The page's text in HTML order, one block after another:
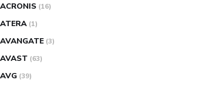
ACRONIS (16)
ATERA (1)
AVANGATE (3)
AVAST (63)
AVG (39)